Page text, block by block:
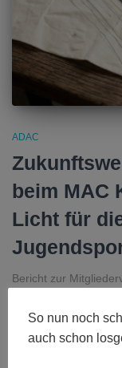
ADAC
beim MAC
Licht für
Bericht zur
die diesjährige
statt. Auf der
Vorstandschaft
So nun noch
auch schon